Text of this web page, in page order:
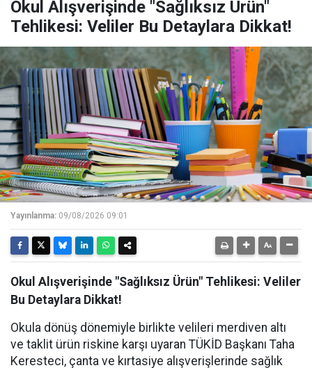
Okul Alışverişinde "Sağlıksız Ürün"
Tehlikesi: Veliler Bu Detaylara Dikkat!
Yayınlanma: 09/08/2026 09:01
Okul Alışverişinde "Sağlıksız Ürün" Tehlikesi: Veliler
Bu Detaylara Dikkat!
Okula dönüş dönemiyle birlikte velileri merdiven altı
ve taklit ürün riskine karşı uyaran TÜKİD Başkanı Taha
Keresteci, çanta ve kırtasiye alışverişlerinde sağlık